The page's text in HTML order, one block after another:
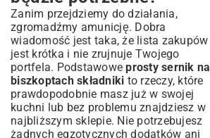
Zanim przejdziemy do działania,
zgromadźmy amunicję. Dobra
wiadomość jest taka, że lista zakupów
jest krótka i nie zrujnuje Twojego
portfela. Podstawoweprosty sernik na
biszkoptach składniki to rzeczy, które
prawdopodobnie masz już w swojej
kuchni lub bez problemu znajdziesz w
najbliższym sklepie. Nie potrzebujesz
żadnych egzotycznych dodatków ani